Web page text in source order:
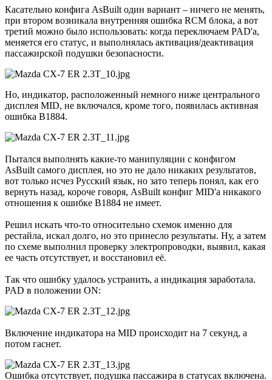
Касательно конфига AsBuilt один вариант – ничего не менять,
при втором возникала внутренняя ошибка RCM блока, а вот
третий можно было использовать: когда переключаем PAD'a,
меняется его статус, и выполнялась активация/деактивация
пассажирской подушки безопасности.
Но, индикатор, расположенный немного ниже центрального
дисплея MID, не включался, кроме того, появилась активная
ошибка B1884.
Пытался выполнять какие-то манипуляции с конфигом
AsBuilt самого дисплея, но это не дало никаких результатов,
вот только исчез Русский язык, но зато теперь понял, как его
вернуть назад, короче говоря, AsBuilt конфиг MID'a никакого
отношения к ошибке B1884 не имеет.
Решил искать что-то относительно схемок именно для
рестайла, искал долго, но это принесло результаты. Ну, а затем
по схеме выполнил проверку электропроводки, выявил, какая
ее часть отсутствует, и восстановил её.
Так что ошибку удалось устранить, а индикация заработала.
PAD в положении ON:
Включение индикатора на MID происходит на 7 секунд, а
потом гаснет.
Ошибка отсутствует, подушка пассажира в статусах включена.